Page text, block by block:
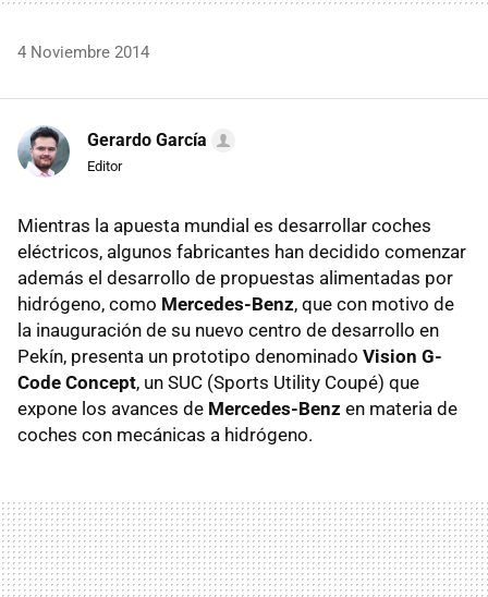
4 Noviembre 2014
Gerardo García
Editor
Mientras la apuesta mundial es desarrollar coches
eléctricos, algunos fabricantes han decidido comenzar
además el desarrollo de propuestas alimentadas por
hidrógeno, como Mercedes-Benz, que con motivo de
la inauguración de su nuevo centro de desarrollo en
Pekín, presenta un prototipo denominado Vision G-
Code Concept, un SUC (Sports Utility Coupé) que
expone los avances de Mercedes-Benz en materia de
coches con mecánicas a hidrógeno.